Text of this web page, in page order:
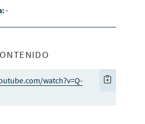
-
watch?v=Q-